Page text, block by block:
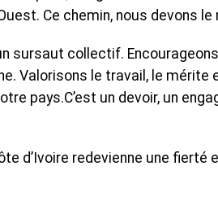
Ce chemin, nous devons le
un sursaut collectif.
Valorisons le travail, le mérite
pays.C’est un devoir, un
d’Ivoire redevienne une fierté